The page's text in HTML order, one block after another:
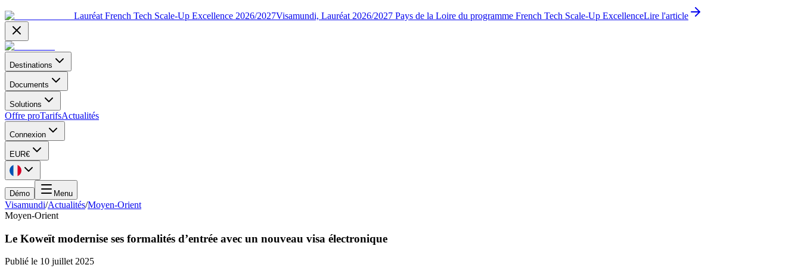
Lauréat French Tech Scale-Up Excellence 2026/2027Visamundi, Lauréat 2026/2027 Pays de la Loire du programme French Tech Scale-Up ExcellenceLire l'article
Destinations
Documents
Solutions
Offre proTarifsActualités
Connexion
EUR€
Démo Menu
Visamundi/Actualités/Moyen-Orient
Moyen-Orient
Le Koweït modernise ses formalités d’entrée avec un nouveau visa électronique
Publié le 10 juillet 2025